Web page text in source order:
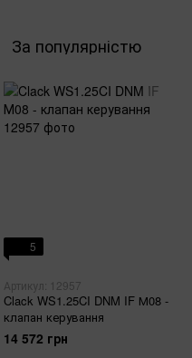
За популярністю
5
Артикул: 12957
Clack WS1.25CI DNM IF М08 -
клапан керування
14 572 грн